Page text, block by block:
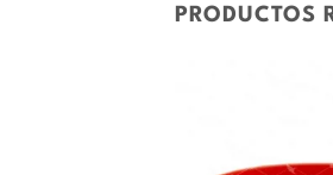
PRODUCTOS